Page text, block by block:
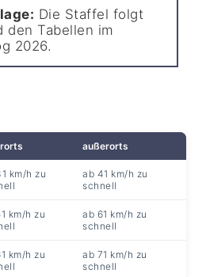
Die Staffel folgt
den Tabellen im
2026.
außerorts
km/h zu
ab 41 km/h zu
schnell
km/h zu
ab 61 km/h zu
schnell
km/h zu
ab 71 km/h zu
schnell